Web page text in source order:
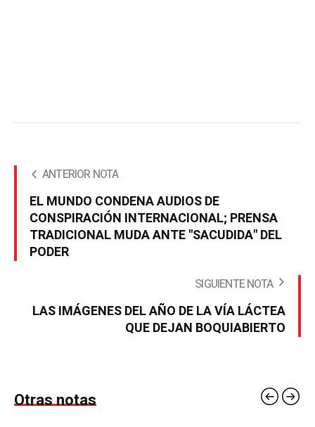
ANTERIOR NOTA
EL MUNDO CONDENA AUDIOS DE
CONSPIRACIÓN INTERNACIONAL; PRENSA
TRADICIONAL MUDA ANTE "SACUDIDA" DEL
PODER
SIGUIENTE NOTA
LAS IMÁGENES DEL AÑO DE LA VÍA LÁCTEA
QUE DEJAN BOQUIABIERTO
Otras notas